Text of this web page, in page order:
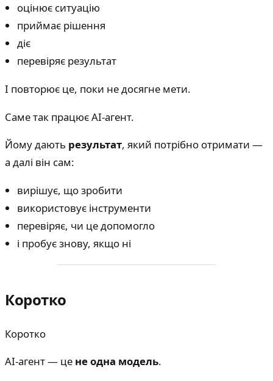
оцінює ситуацію
приймає рішення
діє
перевіряє результат
І повторює це, поки не досягне мети.
Саме так працює AI-агент.
Йому дають результат, який потрібно отримати —
а далі він сам:
вирішує, що зробити
використовує інструменти
перевіряє, чи це допомогло
і пробує знову, якщо ні
Коротко
Коротко
AI-агент — це не одна модель.